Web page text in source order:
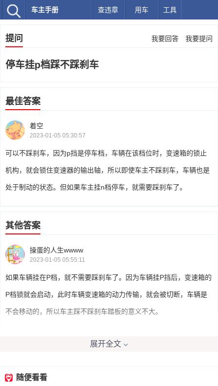
车主手册 查违章 用车 工具
提问 我要回答 我要提问
停车挂p档踩不踩刹车
最佳答案
着空
2023-01-05 05:30:57
可以不踩刹车，因为p挡是停车档，车辆在该档位时，变速箱的锁止
机构，就会锁住变速器的输出轴，所以即使车主不踩刹车，车辆也是
处于制动的状态。但如果车主挂n档停车，就需要踩刹车了。
其他答案
操蛋的人生wwww
2023-01-05 05:55:11
如果车辆挂在P档，就不需要踩刹车了。因为车辆挂P挡后，变速箱的
P档锁就会启动，此时车辆变速箱的动力传输，就会被切断，车辆是
不会移动的，所以车主踩不踩刹车踏板的意义不大。
展开全文
随便看看